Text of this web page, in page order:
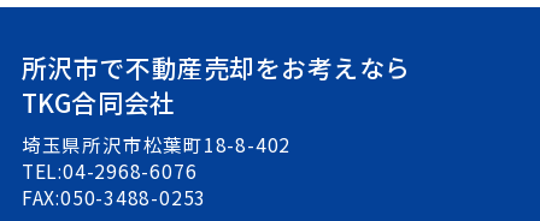
所沢市で不動産売却をお考えなら
TKG合同会社
埼玉県所沢市松葉町18-8-402
TEL:04-2968-6076
FAX:050-3488-0253